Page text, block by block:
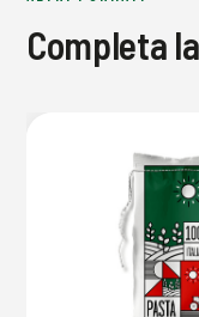
Completa